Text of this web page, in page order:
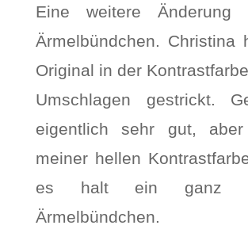
Eine weitere Änderung
Ärmelbündchen. Christina
Original in der
Umschlagen gestrickt.
eigentlich sehr gut,
meiner hellen
es halt ein ganz
Ärmelbündchen.